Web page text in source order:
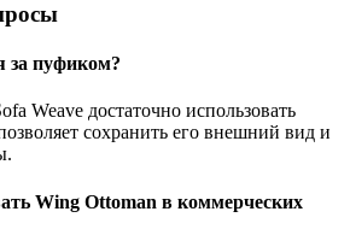
за пуфиком?
Weave достаточно использовать
сохранить его внешний вид и
Wing Ottoman в коммерческих